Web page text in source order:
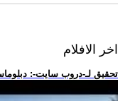
اخر الافلام
.. تحقيق لـ-دروب سايت-: